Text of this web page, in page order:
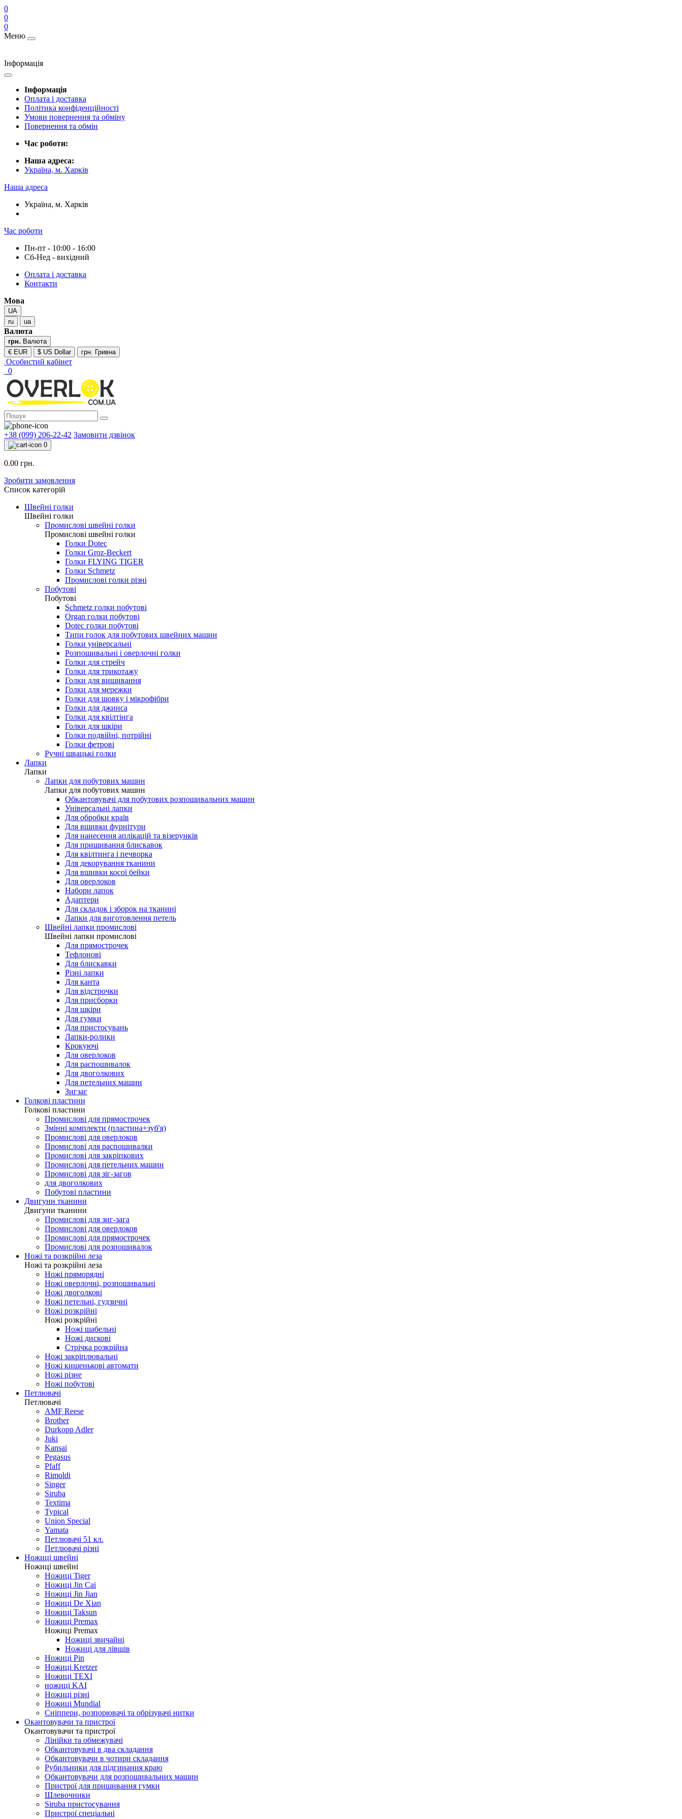
0
0
0
Меню
Інформація
Інформація
Оплата і доставка
Політика конфіденційності
Умови повернення та обміну
Повернення та обмін
Час роботи:
Наша адреса:
Україна, м. Харків
Наша адреса
Україна, м. Харків
Час роботи
Пн-пт - 10:00 - 16:00
Сб-Нед - вихідний
Оплата і доставка
Контакти
Мова
UA
ru
ua
Валюта
грн. Валюта
€ EUR
$ US Dollar грн. Гривна
Особистий кабінет
0
+38 (099) 206-22-42 Замовити дзвінок
0
0.00 грн.
Зробити замовлення
Список категорій
Швейні голки
Швейні голки
Промислові швейні голки
Промислові швейні голки
Голки Dotec
Голки Groz-Beckert
Голки FLYING TIGER
Голки Schmetz
Промислові голки різні
Побутові
Побутові
Schmetz голки побутові
Organ голки побутові
Dotec голки побутові
Типи голок для побутових швейних машин
Голки універсальні
Розпошивальні і оверлочні голки
Голки для стрейч
Голки для трикотажу
Голки для вишивання
Голки для мережки
Голки для шовку і мікрофібри
Голки для джинса
Голки для квілтінга
Голки для шкіри
Голки подвійні, потрійні
Голки фетрові
Ручні швацькі голки
Лапки
Лапки
Лапки для побутових машин
Лапки для побутових машин
Обкантовувачі для побутових розпошивальних машин
Універсальні лапки
Для обробки країв
Для вшивки фурнітури
Для нанесення аплікацій та візерунків
Для пришивання блискавок
Для квілтинга і печворка
Для декорування тканини
Для вшивки косої бейки
Для оверлоков
Набори лапок
Адаптери
Для складок і зборок на тканині
Лапки для виготовлення петель
Швейні лапки промислові
Швейні лапки промислові
Для прямострочек
Тефлонові
Для блискавки
Різні лапки
Для канта
Для відстрочки
Для присборки
Для шкіри
Для гумки
Для пристосувань
Лапки-ролики
Крокуючі
Для оверлоков
Для распошивалок
Для двоголкових
Для петельних машин
Зигзаг
Голкові пластини
Голкові пластини
Промислові для прямострочек
Змінні комплекти (пластина+зуб'я)
Промислові для оверлоков
Промислові для распошивалки
Промислові для закріпкових
Промислові для петельних машин
Промислові для зіг-загов
для двоголкових
Побутові пластини
Двигуни тканини
Двигуни тканини
Промислові для зиг-зага
Промислові для оверлоков
Промислові для прямострочек
Промислові для розпошивалок
Ножі та розкрійні леза
Ножі та розкрійні леза
Ножі пряморядні
Ножі оверлочні, розпошивальні
Ножі двоголкові
Ножі петельні, гудзичні
Ножі розкрійні
Ножі розкрійні
Ножі шабельні
Ножі дискові
Стрічка розкрійна
Ножі закріплювальні
Ножі кишенькові автомати
Ножі різне
Ножі побутові
Петлювачі
Петлювачі
AMF Reese
Brother
Durkopp Adler
Juki
Kansai
Pegasus
Pfaff
Rimoldi
Singer
Siruba
Textima
Typical
Union Special
Yamata
Петлювачі 51 кл.
Петлювачі різні
Ножиці швейні
Ножиці швейні
Ножиці Tiger
Ножиці Jin Cai
Ножиці Jin Jian
Ножиці De Xian
Ножиці Taksun
Ножиці Premax
Ножиці Premax
Ножиці звичайні
Ножиці для лівшів
Ножиці Pin
Ножиці Kretzer
Ножиці TEXI
ножиці KAI
Ножиці різні
Ножиці Mundial
Сніппери, розпорювачі та обрізувачі нитки
Окантовувачи та пристрої
Окантовувачи та пристрої
Лінійки та обмежувачі
Обкантовувачі в два складання
Обкантовувачи в чотири складання
Рубильники для підгинання краю
Обкантовувачи для розпошивальних машин
Пристрої для пришивання гумки
Шлевочники
Siruba пристосування
Пристрої спеціальні